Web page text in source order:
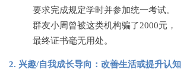
要求完成规定学时并参加统一考试。
群友小周曾被这类机构骗了2000元，
最终证书毫无用处。
2. 兴趣/自我成长导向：改善生活或提升认知